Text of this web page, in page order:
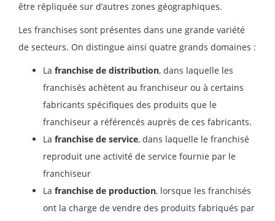
être répliquée sur d’autres zones géographiques.
Les franchises sont présentes dans une grande variété
de secteurs. On distingue ainsi quatre grands domaines :
La franchise de distribution, dans laquelle les
franchisés achètent au franchiseur ou à certains
fabricants spécifiques des produits que le
franchiseur a référencés auprès de ces fabricants.
La franchise de service, dans laquelle le franchisé
reproduit une activité de service fournie par le
franchiseur
La franchise de production, lorsque les franchisés
ont la charge de vendre des produits fabriqués par